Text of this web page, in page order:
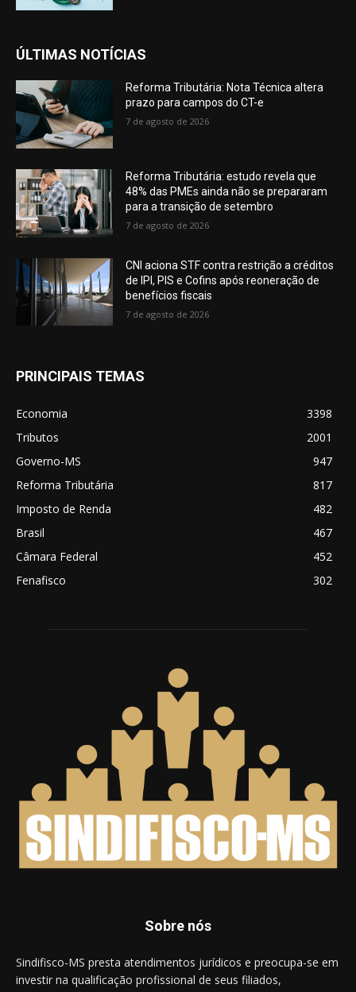
ÚLTIMAS NOTÍCIAS
Reforma Tributária: Nota Técnica altera
prazo para campos do CT-e
7 de agosto de 2026
Reforma Tributária: estudo revela que
48% das PMEs ainda não se prepararam
para a transição de setembro
7 de agosto de 2026
CNI aciona STF contra restrição a créditos
de IPI, PIS e Cofins após reoneração de
benefícios fiscais
7 de agosto de 2026
PRINCIPAIS TEMAS
Economia
3398
Tributos
2001
Governo-MS
947
Reforma Tributária
817
Imposto de Renda
482
Brasil
467
Câmara Federal
452
Fenafisco
302
Sobre nós
Sindifisco-MS presta atendimentos jurídicos e preocupa-se em
investir na qualificação profissional de seus filiados,